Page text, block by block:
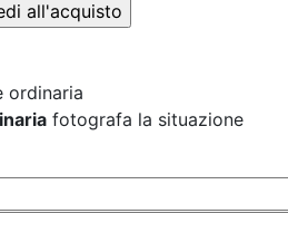
ordinaria
fotografa la situazione